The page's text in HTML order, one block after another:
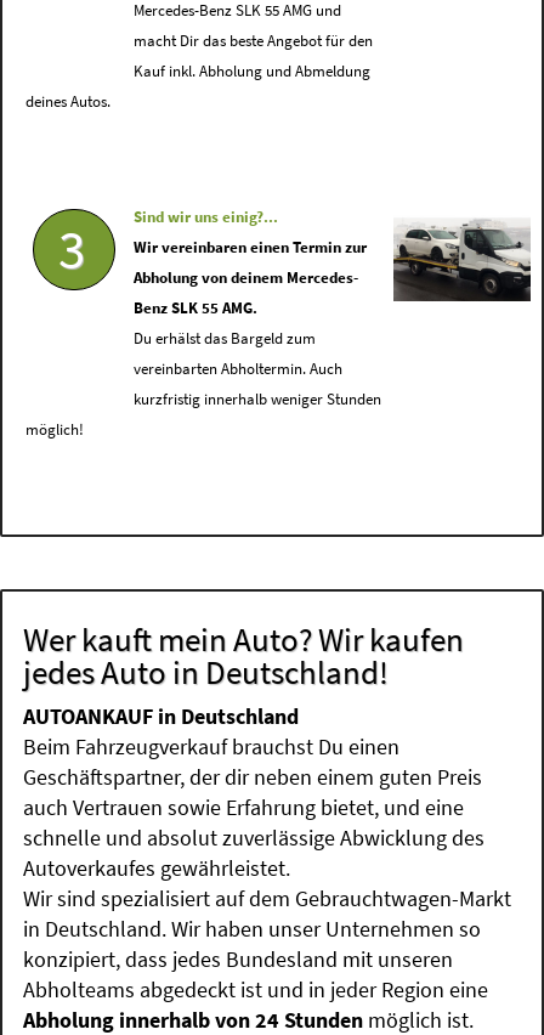
Mercedes-Benz SLK 55 AMG und
macht Dir das beste Angebot für den
Kauf inkl. Abholung und Abmeldung
deines Autos.
3
Sind wir uns einig?...
Wir vereinbaren einen Termin zur
Abholung von deinem Mercedes-
Benz SLK 55 AMG.
Du erhälst das Bargeld zum
vereinbarten Abholtermin. Auch
kurzfristig innerhalb weniger Stunden
möglich!
Wer kauft mein Auto? Wir kaufen
jedes Auto in Deutschland!
AUTOANKAUF in Deutschland
Beim Fahrzeugverkauf brauchst Du einen
Geschäftspartner, der dir neben einem guten Preis
auch Vertrauen sowie Erfahrung bietet, und eine
schnelle und absolut zuverlässige Abwicklung des
Autoverkaufes gewährleistet.
Wir sind spezialisiert auf dem Gebrauchtwagen-Markt
in Deutschland. Wir haben unser Unternehmen so
konzipiert, dass jedes Bundesland mit unseren
Abholteams abgedeckt ist und in jeder Region eine
Abholung innerhalb von 24 Stunden möglich ist.